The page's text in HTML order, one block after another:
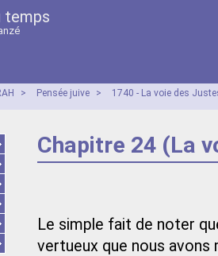
temps
> Pensée juive >
1740 - La voie des
Chapitre 24 (La
Le simple fait de noter
vertueux que nous avons